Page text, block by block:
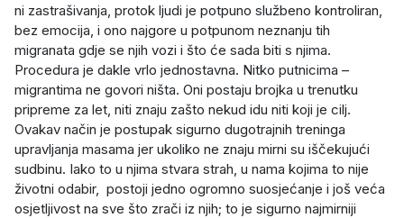
ni zastrašivanja, protok ljudi je potpuno službeno kontroliran,
bez emocija, i ono najgore u potpunom neznanju tih
migranata gdje se njih vozi i što će sada biti s njima.
Procedura je dakle vrlo jednostavna. Nitko putnicima –
migrantima ne govori ništa. Oni postaju brojka u trenutku
pripreme za let, niti znaju zašto nekud idu niti koji je cilj.
Ovakav način je postupak sigurno dugotrajnih treninga
upravljanja masama jer ukoliko ne znaju mirni su iščekujući
sudbinu. Iako to u njima stvara strah, u nama kojima to nije
životni odabir, postoji jedno ogromno suosjećanje i još veća
osjetljivost na sve što zrači iz njih; to je sigurno najmirniji